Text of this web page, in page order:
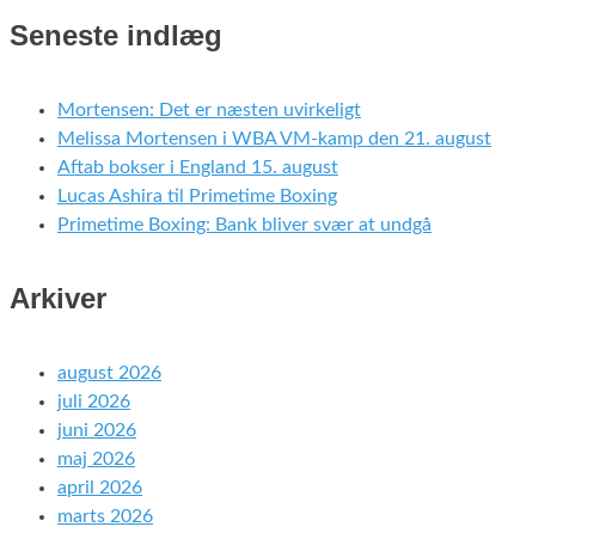
Seneste indlæg
Mortensen: Det er næsten uvirkeligt
Melissa Mortensen i WBA VM-kamp den 21. august
Aftab bokser i England 15. august
Lucas Ashira til Primetime Boxing
Primetime Boxing: Bank bliver svær at undgå
Arkiver
august 2026
juli 2026
juni 2026
maj 2026
april 2026
marts 2026